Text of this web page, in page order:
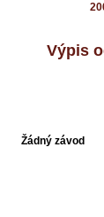
Výpis
Žádný závod